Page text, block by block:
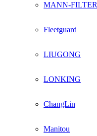
MANN-FILTER
Fleetguard
LIUGONG
LONKING
ChangLin
Manitou